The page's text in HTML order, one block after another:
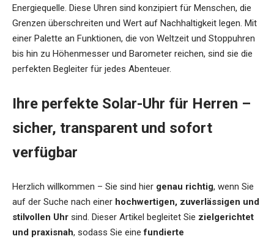
Energiequelle. Diese Uhren sind konzipiert für Menschen, die
Grenzen überschreiten und Wert auf Nachhaltigkeit legen. Mit
einer Palette an Funktionen, die von Weltzeit und Stoppuhren
bis hin zu Höhenmesser und Barometer reichen, sind sie die
perfekten Begleiter für jedes Abenteuer.
Ihre perfekte Solar-Uhr für Herren –
sicher, transparent und sofort
verfügbar
Herzlich willkommen – Sie sind hier genau richtig, wenn Sie
auf der Suche nach einer hochwertigen, zuverlässigen und
stilvollen Uhr sind. Dieser Artikel begleitet Sie zielgerichtet
und praxisnah, sodass Sie einefundierte